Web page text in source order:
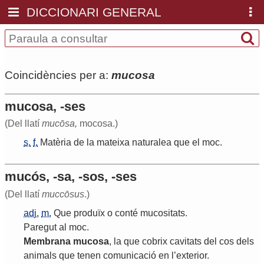
DICCIONARI GENERAL
Coincidències per a: mucosa
mucosa, -ses
(Del llatí mucōsa, mocosa.)
s. f. Matèria de la mateixa naturalea que el moc.
mucós, -sa, -sos, -ses
(Del llatí muccōsus.)
adj. m. Que produïx o conté mucositats.
Paregut al moc.
Membrana mucosa, la que cobrix cavitats del cos dels
animals que tenen comunicació en ’exterior.